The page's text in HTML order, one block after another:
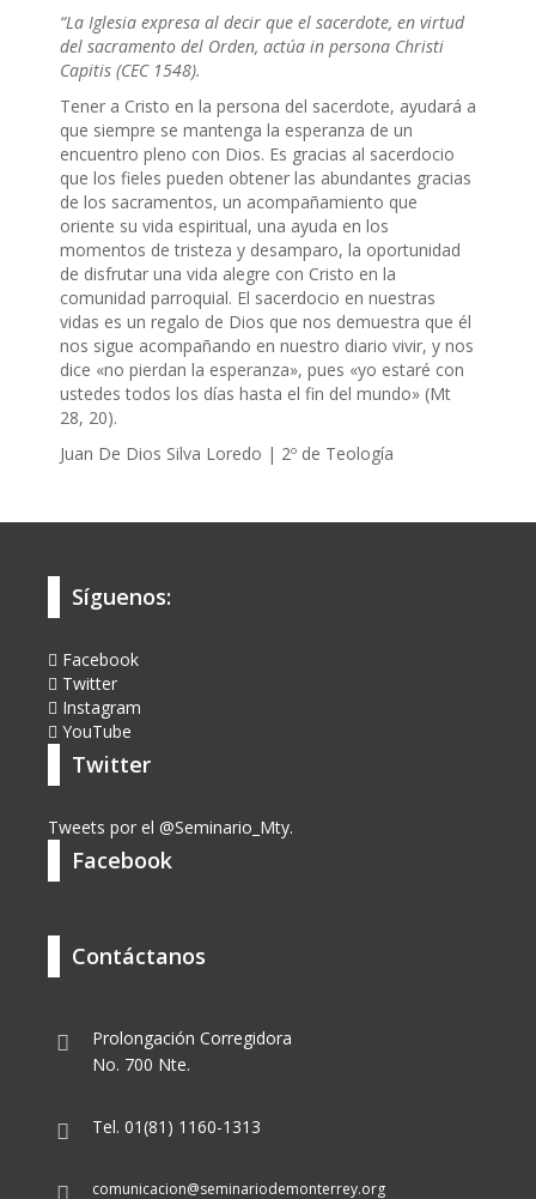
“La Iglesia expresa al decir que el sacerdote, en virtud
del sacramento del Orden, actúa in persona Christi
Capitis (CEC 1548).
Tener a Cristo en la persona del sacerdote, ayudará a
que siempre se mantenga la esperanza de un
encuentro pleno con Dios. Es gracias al sacerdocio
que los fieles pueden obtener las abundantes gracias
de los sacramentos, un acompañamiento que
oriente su vida espiritual, una ayuda en los
momentos de tristeza y desamparo, la oportunidad
de disfrutar una vida alegre con Cristo en la
comunidad parroquial. El sacerdocio en nuestras
vidas es un regalo de Dios que nos demuestra que él
nos sigue acompañando en nuestro diario vivir, y nos
dice «no pierdan la esperanza», pues «yo estaré con
ustedes todos los días hasta el fin del mundo» (Mt
28, 20).
Juan De Dios Silva Loredo | 2º de Teología
Síguenos:
Facebook
Twitter
Instagram
YouTube
Twitter
Tweets por el @Seminario_Mty.
Facebook
Contáctanos
Prolongación Corregidora
No. 700 Nte.
Tel. 01(81) 1160-1313
comunicacion@seminariodemonterrey.org